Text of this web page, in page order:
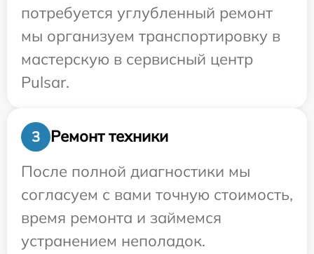
потребуется углубленный ремонт
мы организуем транспортировку в
мастерскую в сервисный центр
Pulsar.
3
Ремонт техники
После полной диагностики мы
согласуем с вами точную стоимость,
время ремонта и займемся
устранением неполадок.